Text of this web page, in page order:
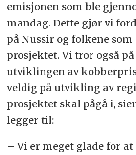
emisjonen som ble
mandag. Dette gjør vi
på Nussir og folkene som
prosjektet. Vi tror også
utviklingen av
veldig på utvikling av
prosjektet skal pågå i,
legger til:
– Vi er meget glade for